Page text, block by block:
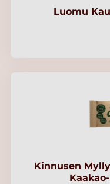
Luomu
Kinnusen